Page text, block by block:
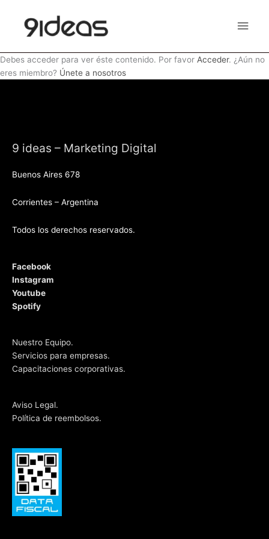
contenido
Debes acceder para ver éste contenido. Por favor Acceder. ¿Aún no
eres miembro? Únete a nosotros
9 ideas – Marketing Digital
Buenos Aires 678
Corrientes – Argentina
Todos los derechos reservados.
Facebook
Instagram
Youtube
Spotify
Nuestro Equipo.
Servicios para empresas.
Capacitaciones corporativas.
Aviso Legal.
Política de reembolsos.